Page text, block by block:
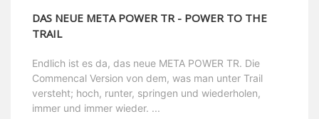
DAS NEUE META POWER TR - POWER TO THE
TRAIL
Endlich ist es da, das neue META POWER TR. Die
Commencal Version von dem, was man unter Trail
versteht; hoch, runter, springen und wiederholen,
immer und immer wieder. ...